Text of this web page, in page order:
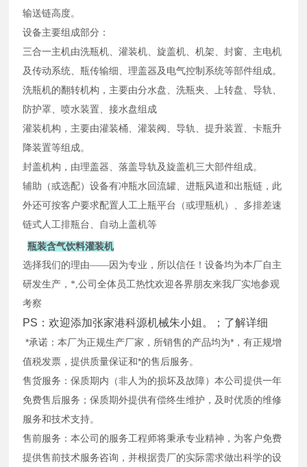
输送链高度。
设备主要组成部分：
三合一主机由洗瓶机、灌装机、旋盖机、机架、封窗、主电机
及传动系统、瓶传输细、理盖器及电气控制系统等部件组成。
洗瓶机的翻转机构，主要由分水盘、洗瓶夹、上转盘、导轨、
防护罩、喷水装置、接水盘组成
灌装机构，主要由灌装桶、灌装阀、导轨、提升装置、卡瓶升
降装置等组成。
封盖机构，由理盖器、落盖导轨及旋盖机三大部件组成。
辅助（或选配）设备有冲瓶水回流罐、进瓶风道和出瓶链，此
外还可按客户要求配置人工上瓶平台（或理瓶机）、多排差速
链式人工排瓶台、自动上盖机等
瓶装含气饮料灌装机
选择我们的理由——因为专业，所以信任！设备均为本厂自主
研发生产，* ,公司全体员工热忱欢迎各界朋友来我厂实地参观
考察
PS：欢迎添加张家港科源机械朱小姐 。；了解详细
*承诺：本厂为正规生产厂家，所销售的产品均为*，有正规增
值税发票，提供质量保证和*的售后服务。
售货服务：保质期内（非人为的损坏及故障）本公司提供一年
免费售后服务；保质期外提供有偿终生维护，及时优质的维修
服务和技术支持。
售前服务：本公司的服务工程师将秉承专业精神，为客户免费
提供售前技术服务咨询，并根据贵厂的实际需求做出科学的设